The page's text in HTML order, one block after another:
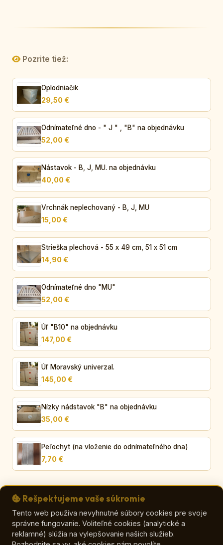
Pozrite tiež:
Oplodniačik
29,50 €
Odnímateľné dno - " J " , "B" na objednávku
52,00 €
Nástavok - B, J, MU. na objednávku
40,00 €
Vrchnák neplechovaný - B, J, MU
15,00 €
Strieška plechová - 55 x 49 cm, 51 x 51 cm
14,90 €
Odnímateľné dno "MU"
52,00 €
Úľ "B10" na objednávku
147,00 €
Úľ Moravský univerzal.
145,00 €
Nízky nádstavok "B" na objednávku
35,00 €
Peľochyt (na vloženie do odnímateľného dna)
7,70 €
© VČELA – Viera Orličková
E-shop|Kontakt|Zaujímavosti o mede|O mede|Ako vybrať med
Rešpektujeme vaše súkromie
Tento web používa nevyhnutné súbory cookies pre svoje
správne fungovanie. Voliteľné cookies (analytické a
reklamné) slúžia na vylepšovanie našich služieb.